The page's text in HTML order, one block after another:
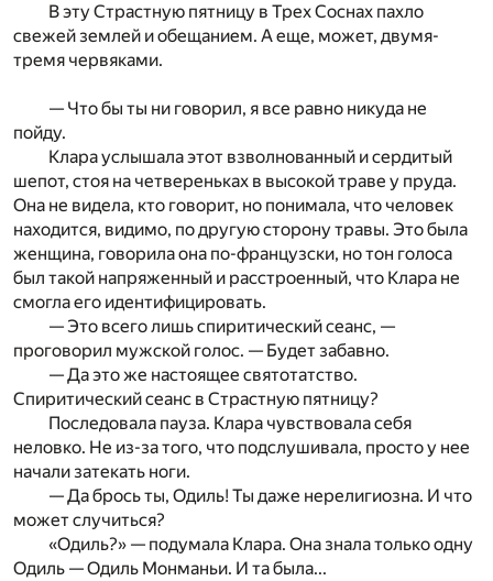
В эту Страстную пятницу в Трех Соснах пахло
свежей землей и обещанием. А еще, может, двумя-
тремя червяками.
— Что бы ты ни говорил, я все равно никуда не
пойду.
Клара услышала этот взволнованный и сердитый
шепот, стоя на четвереньках в высокой траве у пруда.
Она не видела, кто говорит, но понимала, что человек
находится, видимо, по другую сторону травы. Это была
женщина, говорила она по-французски, но тон голоса
был такой напряженный и расстроенный, что Клара не
смогла его идентифицировать.
— Это всего лишь спиритический сеанс, —
проговорил мужской голос. — Будет забавно.
— Да это же настоящее святотатство.
Спиритический сеанс в Страстную пятницу?
Последовала пауза. Клара чувствовала себя
неловко. Не из-за того, что подслушивала, просто у нее
начали затекать ноги.
— Да брось ты, Одиль! Ты даже нерелигиозна. И что
может случиться?
«Одиль?» — подумала Клара. Она знала только одну
Одиль — Одиль Монманьи. И та была...